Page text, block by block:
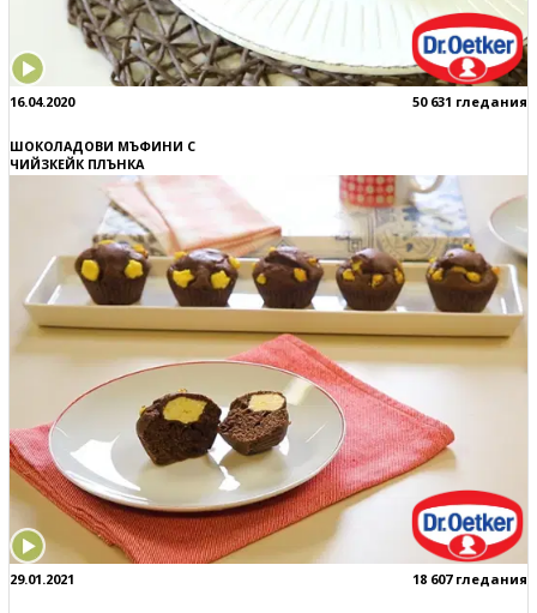
16.04.2020 50 631 гледания
ШОКОЛАДОВИ МЪФИНИ С
ЧИЙЗКЕЙК ПЛЪНКА
29.01.2021 18 607 гледания